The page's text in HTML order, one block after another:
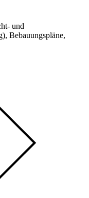
und
Bebauungspläne,